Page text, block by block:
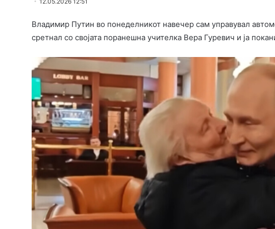
Владимир Путин во понеделникот навечер сам управувал
сретнал со својата поранешна учителка Вера Гуревич и ја